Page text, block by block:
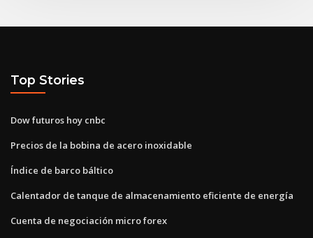
Top Stories
Dow futuros hoy cnbc
Precios de la bobina de acero inoxidable
Índice de barco báltico
Calentador de tanque de almacenamiento eficiente de energía
Cuenta de negociación micro forex